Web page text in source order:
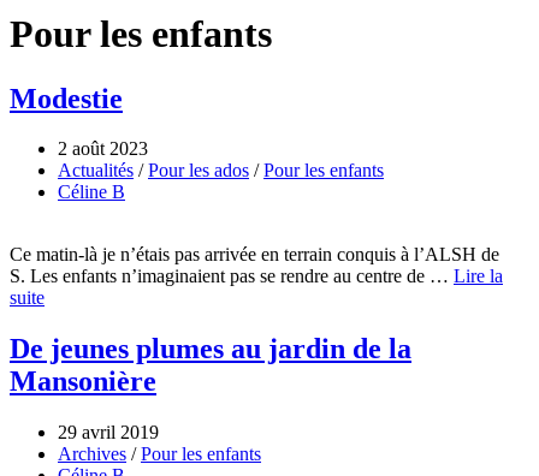
Pour les enfants
Modestie
2 août 2023
Actualités /Pour les ados /Pour les enfants
Céline B
Ce matin-là je n’étais pas arrivée en terrain conquis à l’ALSH de
S. Les enfants n’imaginaient pas se rendre au centre de … Lire la
suite
De jeunes plumes au jardin de la
Mansonière
29 avril 2019
Archives /Pour les enfants